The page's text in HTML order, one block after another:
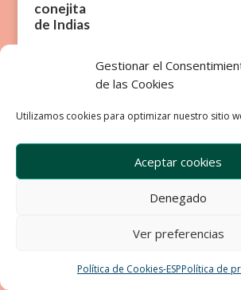
Gestionar el
de las Cookies
Utilizamos cookies para optimizar nuestro sitio
Aceptar cookies
Denegado
Ver preferencias
Política de Cookies-ESPPolítica de
conejita
de Indias
Empresa
Aviso Legal
Condiciones de Venta
Política de privacidad
Política
Development & Design by